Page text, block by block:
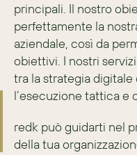
principali. Il nostro
perfettamente la
aziendale, così da
obiettivi. I nostri
tra la strategia
l’esecuzione tattica e
redk può guidarti nel
della tua